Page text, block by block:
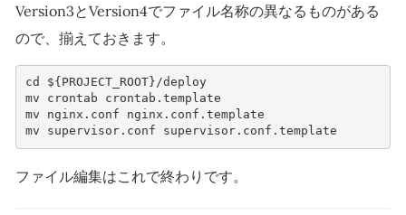
Version3とVersion4でファイル名称の異なるものがある
ので、揃えておきます。
cd ${ PROJECT_ROOT}/deploy
mv
crontab
crontab.template
mv
nginx.conf
nginx.conf.template
mv
supervisor.conf
ファイル編集はこれで終わりです。